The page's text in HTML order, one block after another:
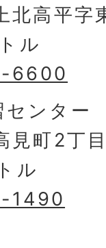
北高平
ル
6600
ンター
見町2丁
ル
1490